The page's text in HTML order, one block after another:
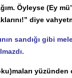
Öyleyse (Ey
diye
sandığı gibi
yüzünden